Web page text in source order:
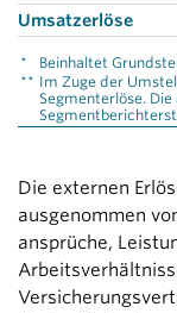
Umsatzerlöse
*
Beinhaltet
** Im Zuge der
Segmenterlöse.
Die externen
ausgenommen
ansprüche,